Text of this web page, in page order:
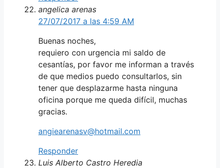
angelica arenas
27/07/2017 a las 4:59 AM
Buenas noches,
requiero con urgencia mi saldo de
cesantías, por favor me informan a través
de que medios puedo consultarlos, sin
tener que desplazarme hasta ninguna
oficina porque me queda difícil, muchas
gracias.
angiearenasv@hotmail.com
Responder
Luis Alberto Castro Heredia